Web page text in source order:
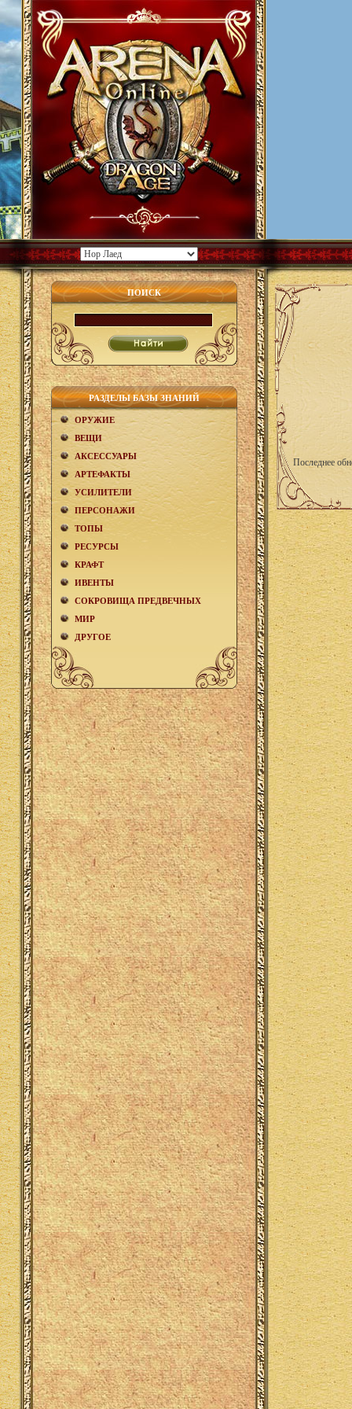
ПОИСК
РАЗДЕЛЫ БАЗЫ ЗНАНИЙ
ОРУЖИЕ
ВЕЩИ
АКCЕСCУАРЫ
АРТЕФАКТЫ
УСИЛИТЕЛИ
ПЕРСОНАЖИ
ТОПЫ
РЕСУРСЫ
КРАФТ
ИВЕНТЫ
СОКРОВИЩА ПРЕДВЕЧНЫХ
МИР
ДРУГОЕ
Последнее